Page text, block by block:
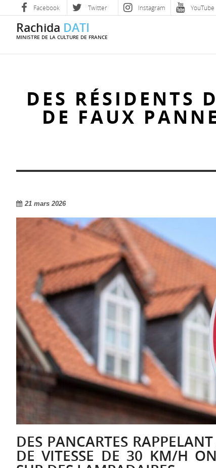
Facebook Twitter Instagram YouTube
Rachida DATI
MINISTRE DE LA CULTURE DE FRANCE
DES RÉSIDENTS
DE FAUX
21 mars 2026
DES PANCARTES
DE VITESSE DE 30 KM/H